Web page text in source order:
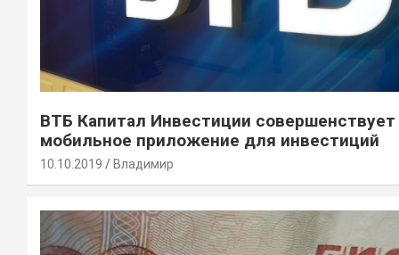
ВТБ Капитал Инвестиции совершенствует
мобильное приложение для инвестиций
10.10.2019 Владимир